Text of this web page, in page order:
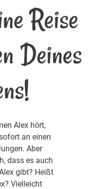
Reise
Deines
Alex hört,
an einen
Aber
dass es auch
gibt? Heißt
Vielleicht